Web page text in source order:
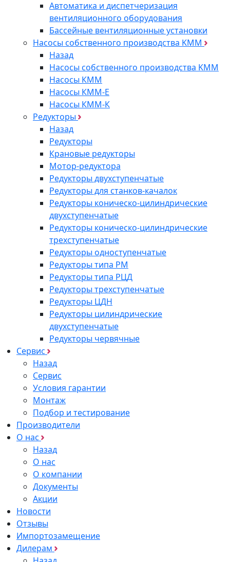
Автоматика и диспетчеризация
вентиляционного оборудования
Бассейные вентиляционные установки
Насосы собственного производства KMM
Назад
Насосы собственного производства KMM
Насосы КММ
Насосы КММ-Е
Насосы КММ-К
Редукторы
Назад
Редукторы
Крановые редукторы
Мотор-редуктора
Редукторы двухступенчатые
Редукторы для станков-качалок
Редукторы коническо-цилиндрические
двухступенчатые
Редукторы коническо-цилиндрические
трехступенчатые
Редукторы одноступенчатые
Редукторы типа РМ
Редукторы типа РЦД
Редукторы трехступенчатые
Редукторы ЦДН
Редукторы цилиндрические
двухступенчатые
Редукторы червячные
Сервис
Назад
Сервис
Условия гарантии
Монтаж
Подбор и тестирование
Производители
О нас
Назад
О нас
О компании
Документы
Акции
Новости
Отзывы
Импортозамещение
Дилерам